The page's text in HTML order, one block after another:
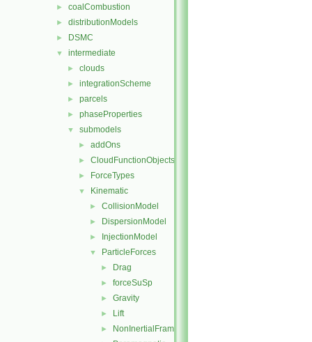
► coalCombustion
► distributionModels
► DSMC
▼ intermediate
► clouds
► integrationScheme
► parcels
► phaseProperties
▼ submodels
► addOns
► CloudFunctionObjects
► ForceTypes
▼ Kinematic
► CollisionModel
► DispersionModel
► InjectionModel
▼ ParticleForces
► Drag
► forceSuSp
► Gravity
► Lift
► NonInertialFrame